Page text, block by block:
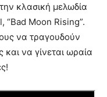
κλασική μελωδία
Moon Rising”.
να τραγουδούν
και να γίνεται ωραία